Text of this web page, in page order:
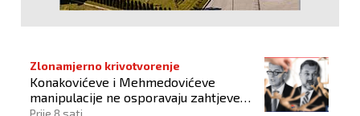
Zlonamjerno krivotvorenje
Konakovićeve i Mehmedovićeve
manipulacije ne osporavaju zahtjeve
Hrvata
Prije 8 sati